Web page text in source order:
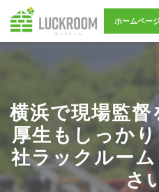
ホームペー
横浜で現場監督
厚生もしっか
社ラックルー
さ